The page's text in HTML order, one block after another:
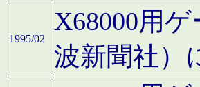
1995/02
X68000用
波新聞社）